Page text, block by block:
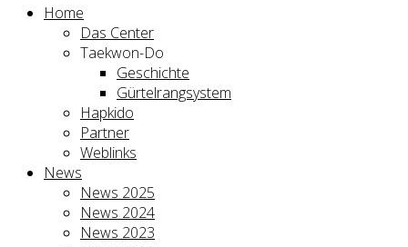
Home
Das Center
Taekwon-Do
Geschichte
Gürtelrangsystem
Hapkido
Partner
Weblinks
News
News 2025
News 2024
News 2023